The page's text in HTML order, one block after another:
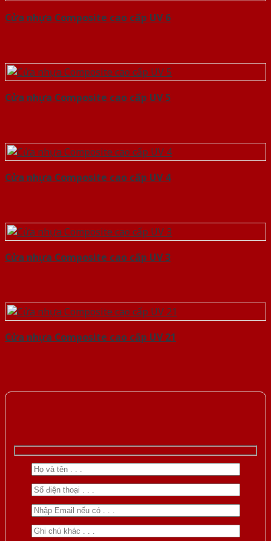
Cửa nhựa Composite cao cấp UV 6
Cửa nhựa Composite cao cấp UV 5
Cửa nhựa Composite cao cấp UV 4
Cửa nhựa Composite cao cấp UV 3
Cửa nhựa Composite cao cấp UV 21